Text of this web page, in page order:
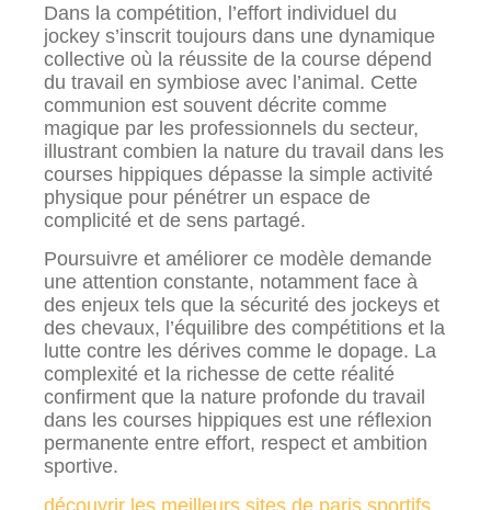
Dans la compétition, l’effort individuel du
jockey s’inscrit toujours dans une dynamique
collective où la réussite de la course dépend
du travail en symbiose avec l’animal. Cette
communion est souvent décrite comme
magique par les professionnels du secteur,
illustrant combien la nature du travail dans les
courses hippiques dépasse la simple activité
physique pour pénétrer un espace de
complicité et de sens partagé.
Poursuivre et améliorer ce modèle demande
une attention constante, notamment face à
des enjeux tels que la sécurité des jockeys et
des chevaux, l’équilibre des compétitions et la
lutte contre les dérives comme le dopage. La
complexité et la richesse de cette réalité
confirment que la nature profonde du travail
dans les courses hippiques est une réflexion
permanente entre effort, respect et ambition
sportive.
découvrir les meilleurs sites de paris sportifs